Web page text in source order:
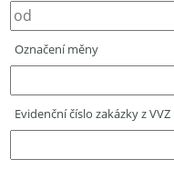
Označení měny
Evidenční číslo zakázky z VVZ